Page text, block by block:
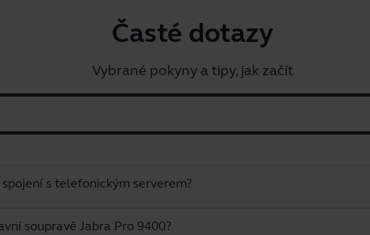
Časté dotazy
Vybrané pokyny a tipy, jak začít
s telefonickým serverem?
soupravě Jabra Pro 9400?